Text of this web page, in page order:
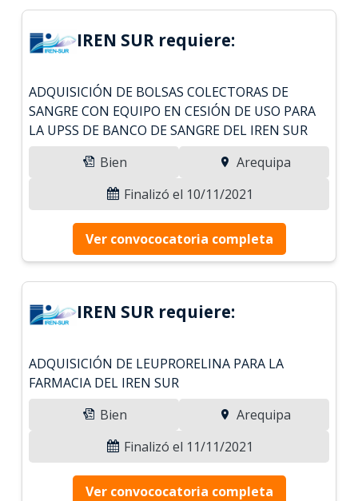
IREN SUR requiere:
ADQUISICIÓN DE BOLSAS COLECTORAS DE
SANGRE CON EQUIPO EN CESIÓN DE USO PARA
LA UPSS DE BANCO DE SANGRE DEL IREN SUR
Bien
Arequipa
Finalizó el 10/11/2021
Ver convococatoria completa
IREN SUR requiere:
ADQUISICIÓN DE LEUPRORELINA PARA LA
FARMACIA DEL IREN SUR
Bien
Arequipa
Finalizó el 11/11/2021
Ver convococatoria completa